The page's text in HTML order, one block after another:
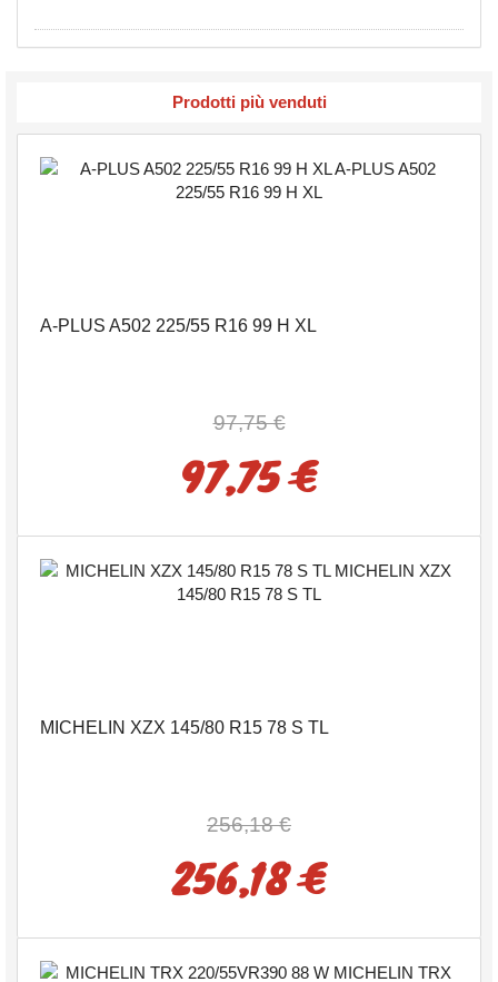
Prodotti più venduti
A-PLUS A502 225/55 R16 99 H XL
97,75 €
97,75 €
MICHELIN XZX 145/80 R15 78 S TL
256,18 €
256,18 €